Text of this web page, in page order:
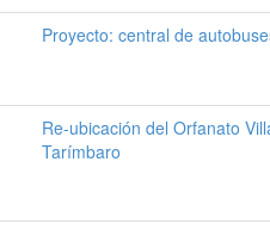
Proyecto: central de
Re-ubicación del Orfanato
Tarímbaro